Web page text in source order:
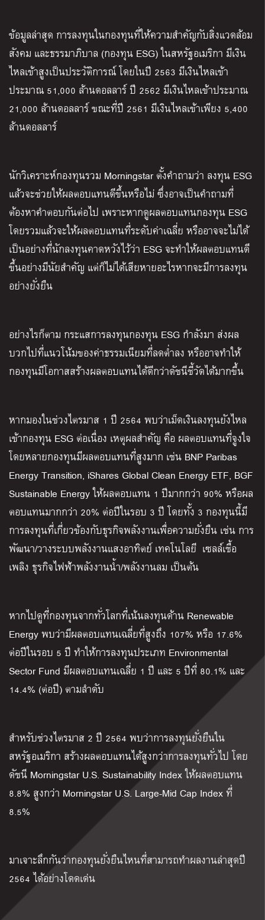
ข้อมูลล่าสุด การลงทุนในกองทุนที่ให้ความสำคัญกับสิ่งแวดล้อม
สังคม และธรรมาภิบาล (กองทุน ESG) ในสหรัฐอเมริกา มีเงิน
ไหลเข้าสูงเป็นประวัติการณ์ โดยในปี 2563 มีเงินไหลเข้า
ประมาณ 51,000 ล้านดอลลาร์ ปี 2562 มีเงินไหลเข้าประมาณ
21,000 ล้านดอลลาร์ ขณะที่ปี 2561 มีเงินไหลเข้าเพียง 5,400
ล้านดอลลาร์
นักวิเคราะห์กองทุนรวม Morningstar ตั้งคำถามว่า ลงทุน ESG
แล้วจะช่วยให้ผลตอบแทนดีขึ้นหรือไม่ ซึ่งอาจเป็นคำถามที่
ต้องหาคำตอบกันต่อไป เพราะหากดูผลตอบแทนกองทุน ESG
โดยรวมแล้วจะให้ผลตอบแทนที่ระดับค่าเฉลี่ย หรืออาจจะไม่ได้
เป็นอย่างที่นักลงทุนคาดหวังไว้ว่า ESG จะทำให้ผลตอบแทนดี
ขึ้นอย่างมีนัยสำคัญ แต่ก็ไม่ได้เสียหายอะไรหากจะมีการลงทุน
อย่างยั่งยืน
อย่างไรก็ตาม กระแสการลงทุนกองทุน ESG กำลังมา ส่งผล
บวกไปที่แนวโน้มของค่าธรรมเนียมที่ลดต่ำลง หรืออาจทำให้
กองทุนมีโอกาสสร้างผลตอบแทนได้ดีกว่าดัชนีชี้วัดได้มากขึ้น
หากมองในช่วงไตรมาส 1 ปี 2564 พบว่าเม็ดเงินลงทุนยังไหล
เข้ากองทุน ESG ต่อเนื่อง เหตุผลสำคัญ คือ ผลตอบแทนที่จูงใจ
โดยหลายกองทุนมีผลตอบแทนที่สูงมาก เช่น BNP Paribas
Energy Transition, iShares Global Clean Energy ETF, BGF
Sustainable Energy ให้ผลตอบแทน 1 ปีมากกว่า 90% หรือผล
ตอบแทนมากกว่า 20% ต่อปีในรอบ 3 ปี โดยทั้ง 3 กองทุนนี้มี
การลงทุนที่เกี่ยวข้องกับธุรกิจพลังงานเพื่อความยั่งยืน เช่น การ
พัฒนา/วางระบบพลังงานแสงอาทิตย์ เทคโนโลยี เซลล์เชื้อ
เพลิง ธุรกิจไฟฟ้าพลังงานน้ำ/พลังงานลม เป็นต้น
หากไปดูที่กองทุนจากทั่วโลกที่เน้นลงทุนด้าน Renewable
Energy พบว่ามีผลตอบแทนเฉลี่ยที่สูงถึง 107% หรือ 17.6%
ต่อปีในรอบ 5 ปี ทำให้การลงทุนประเภท Environmental
Sector Fund มีผลตอบแทนเฉลี่ย 1 ปี และ 5 ปีที่ 80.1% และ
14.4% (ต่อปี) ตามลำดับ
สำหรับช่วงไตรมาส 2 ปี 2564 พบว่าการลงทุนยั่งยืนใน
สหรัฐอเมริกา สร้างผลตอบแทนได้สูงกว่าการลงทุนทั่วไป โดย
ดัชนี Morningstar U.S. Sustainability Index ให้ผลตอบแทน
8.8% สูงกว่า Morningstar U.S. Large-Mid Cap Index ที่
8.5%
มาเจาะลึกกันว่ากองทุนยั่งยืนไหนที่สามารถทำผลงานล่าสุดปี
2564 ได้อย่างโดดเด่น